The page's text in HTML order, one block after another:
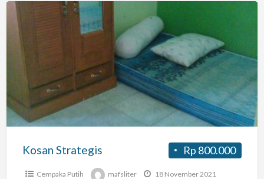
Rp 800.000
Kosan Strategis
Cempaka Putih mafsliter 18 November 2021